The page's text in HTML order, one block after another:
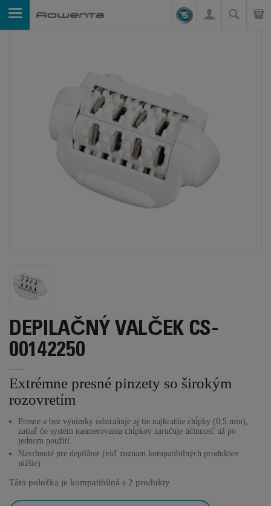
DEPILAČNÝ VALČEK CS-
00142250
Extrémne presné pinzety so širokým
rozovretím
Presne a bez výnimky odstraňuje aj tie najkratšie chĺpky (0,5 mm),
zatiaľ čo systém nasmerovania chĺpkov zaručuje účinnosť už po
jednom použití.
Navrhnuté pre depilátor (viď zoznam kompatibilných produktov
nižšie)
Táto položka je kompatibilná s 2 produkty